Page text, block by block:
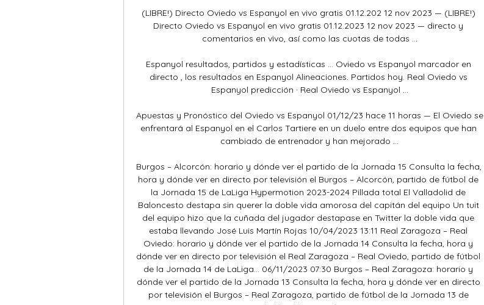
(LIBRE!) Directo Oviedo vs Espanyol en vivo gratis 01.12.202 12 nov 2023 — (LIBRE!)
Directo Oviedo vs Espanyol en vivo gratis 01.12.2023 12 nov 2023 — directo y
comentarios en vivo, así como las cuotas de todas ...
Espanyol resultados, partidos y estadísticas ... Oviedo vs Espanyol marcador en
directo , los resultados en Espanyol Alineaciones. Partidos hoy. Real Oviedo vs
Espanyol predicción · Real Oviedo vs Espanyol ...
Apuestas y Pronóstico del Oviedo vs Espanyol 01/12/23 hace 11 horas — El Oviedo se
enfrentará al Espanyol en el Carlos Tartiere en un duelo entre dos equipos que han
cambiado de entrenador y han mejorado ...
Burgos – Alcorcón: horario y dónde ver el partido de la Jornada 15 Consulta la fecha,
hora y dónde ver en directo por televisión el Burgos – Alcorcón, partido de fútbol de
la Jornada 15 de LaLiga Hypermotion 2023-2024 Pillada total El Valladolid de
Baloncesto destapa sin querer la doble vida amorosa del capitán del equipo Un tuit
del equipo hizo que la cuñada del jugador destapase en Twitter la doble vida que
estaba llevando José Luis Martín Rojas 10/04/2023 13:11 Real Zaragoza – Real
Oviedo: horario y dónde ver el partido de la Jornada 14 Consulta la fecha, hora y
dónde ver en directo por televisión el Real Zaragoza – Real Oviedo, partido de fútbol
de la Jornada 14 de LaLiga... 06/11/2023 07:30 Burgos – Real Zaragoza: horario y
dónde ver el partido de la Jornada 13 Consulta la fecha, hora y dónde ver en directo
por televisión el Burgos – Real Zaragoza, partido de fútbol de la Jornada 13 de